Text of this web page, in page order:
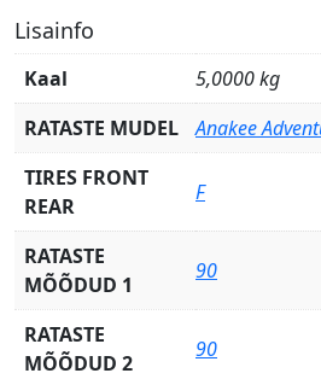
Lisainfo
Kaal
5,0000 kg
RATASTE MUDEL
Anakee
TIRES FRONT
REAR
F
RATASTE
MÕÕDUD 1
90
RATASTE
MÕÕDUD 2
90